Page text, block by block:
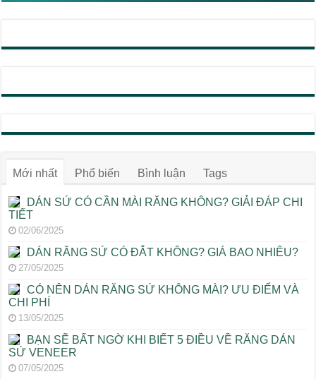
Mới nhất Phổ biến Bình luận Tags
DÁN SỨ CÓ CẦN MÀI RĂNG KHÔNG? GIẢI ĐÁP CHI
TIẾT
02/06/2025
DÁN RĂNG SỨ CÓ ĐẮT KHÔNG? GIÁ BAO NHIÊU?
27/05/2025
CÓ NÊN DÁN RĂNG SỨ KHÔNG MÀI? ƯU ĐIỂM VÀ
CHI PHÍ
13/05/2025
BẠN SẼ BẤT NGỜ KHI BIẾT 5 ĐIỀU VỀ RĂNG DÁN
SỨ VENEER
07/05/2025